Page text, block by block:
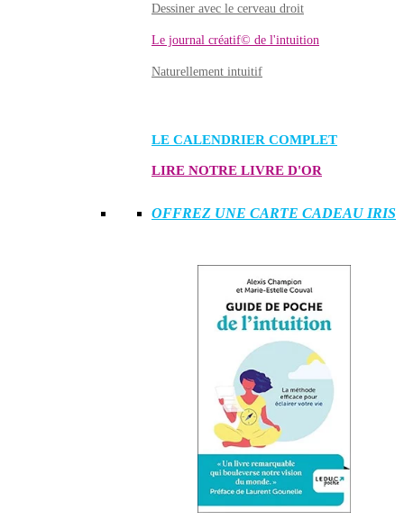
Dessiner avec le cerveau droit
Le journal créatif© de l'intuition
Naturellement intuitif
LE CALENDRIER COMPLET
LIRE NOTRE LIVRE D'OR
OFFREZ UNE CARTE CADEAU IRIS